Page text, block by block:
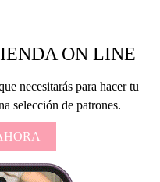
ON LINE
necesitarás para hacer tu
selección de patrones.